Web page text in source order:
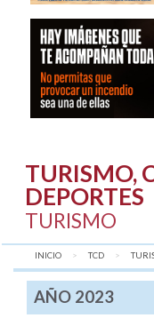
TURISMO,
DEPORTES
TURISMO
INICIO TCD
AÑO 2023